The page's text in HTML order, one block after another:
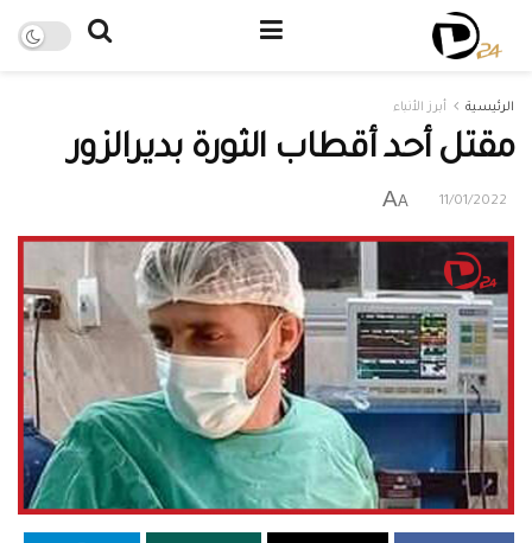
الرئيسية أبرز الأنباء
مقتل أحد أقطاب الثورة بديرالزور
11/01/2022
A
A